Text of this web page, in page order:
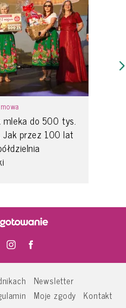
mleka do 500 tys.
Jak przez 100 lat
Newsletter
Moje zgody Kontakt